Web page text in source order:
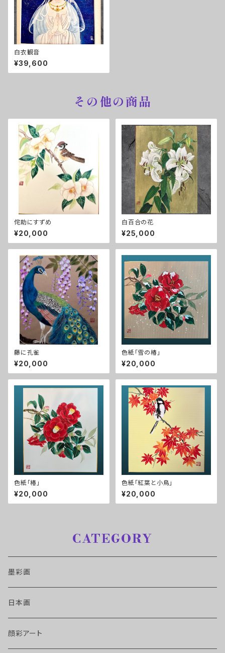
白衣観音
¥39,600
その他の商品
侘助にすずめ
¥20,000
白百合の花
¥25,000
藤に孔雀
¥20,000
色紙「雪の椿」
¥20,000
色紙「椿」
¥20,000
色紙「紅葉と小鳥」
¥20,000
CATEGORY
墨彩画
日本画
顔彩アート